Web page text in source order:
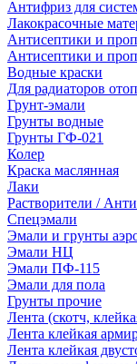
Антифриз для
Лакокрасочные
Антисептики и
Антисептики и
Водные краски
Для радиаторов
Грунт-эмали
Грунты водные
Грунты ГФ-021
Колер
Краска маслянная
Лаки
Растворители /
Спецэмали
Эмали и грунты
Эмали НЦ
Эмали ПФ-115
Эмали для пола
Грунты прочие
Лента (скотч,
Лента клейкая
Лента клейкая